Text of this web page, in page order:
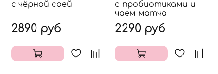
с чёрной соей
2890 руб
с пробиотиками и
чаем матча
2290 руб